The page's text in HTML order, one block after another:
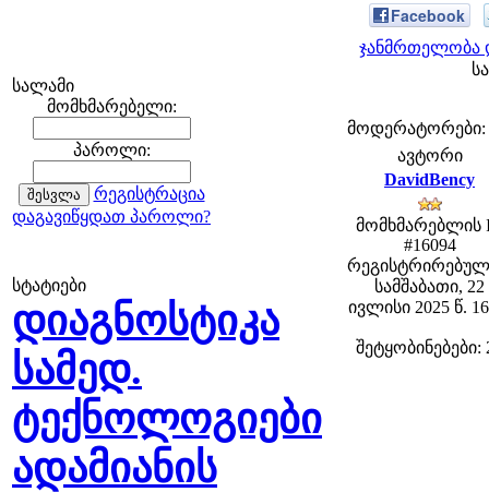
სალამი
მომხმარებელი:
პაროლი:
რეგისტრაცია
დაგავიწყდათ პაროლი?
სტატიები
დიაგნოსტიკა
სამედ.
ტექნოლოგიები
ადამიანის
Facebook
ჯანმრთელობა
მოდერატორები:
ავტორი
DavidBency
მომხმარებლის
#16094
სამშაბათი, 22
ივლისი 2025 წ.
შეტყობინებები: